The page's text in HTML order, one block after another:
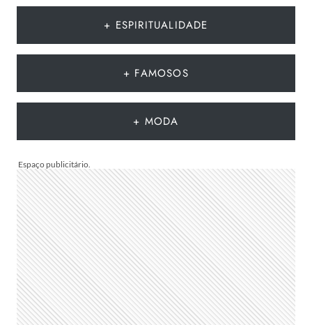
DE
MODA
QUE
AO
NA
PRÓXIMA
TEMPORADA
+ ESPIRITUALIDADE
+ FAMOSOS
+ MODA